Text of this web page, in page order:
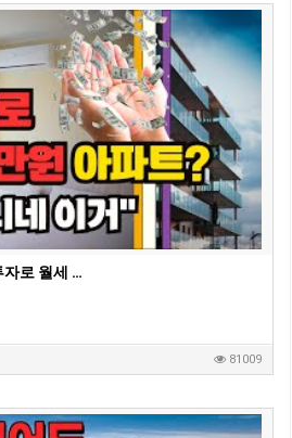
"돈 주머니네 이거" 6억 투자로 월세 620만원 아파트? | 지니집 에이전트 | 마이크로 아파트먼트
81009